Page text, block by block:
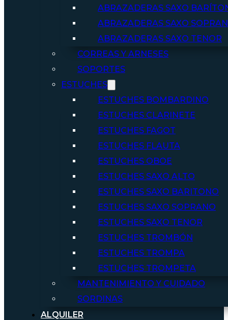
ABRAZADERAS SAXO
ABRAZADERAS SAXO
ABRAZADERAS SAXO TENOR
CORREAS Y ARNESES
SOPORTES
ESTUCHES
ESTUCHES BOMBARDINO
ESTUCHES CLARINETE
ESTUCHES FAGOT
ESTUCHES FLAUTA
ESTUCHES OBOE
ESTUCHES SAXO ALTO
ESTUCHES SAXO BARITONO
ESTUCHES SAXO SOPRANO
ESTUCHES SAXO TENOR
ESTUCHES TROMBÓN
ESTUCHES TROMPA
ESTUCHES TROMPETA
MANTENIMIENTO Y CUIDADO
SORDINAS
ALQUILER